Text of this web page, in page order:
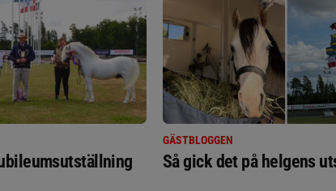
GÄSTBLOGGEN
Så gick det på helgens